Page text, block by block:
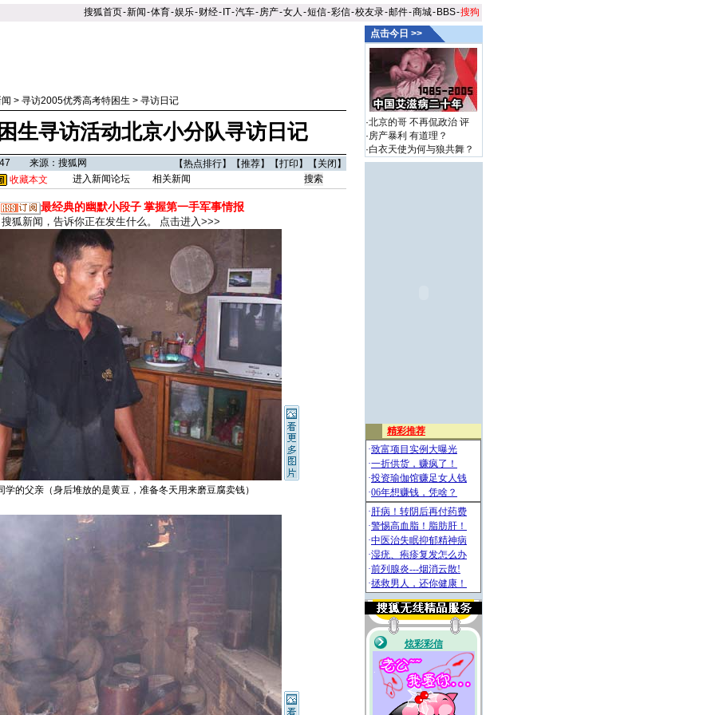
搜狐首页-新闻-体育-娱乐-财经- IT-汽车-房产-女人 -短信-彩信-校友录-邮件-商城- BBS-搜狗
> 寻访2005优秀高考特困生 > 寻访日记
生寻访活动北京小分队寻访日记
来源：搜狐网 【热点排行】【推荐】【打印 】【 关闭 】
收藏本文
进入新闻论坛 相关新闻
最经典的幽默小段子掌握第一手军事情报
搜狐新闻，告诉你正在发生什么。 点击进入>>>
学的父亲（身后堆放的是黄豆，准备冬天用来磨豆腐卖钱）
点击今日 >>
·北京的哥 不再侃政治 评
·房产暴利 有道理？
·白衣天使为何与狼共舞？